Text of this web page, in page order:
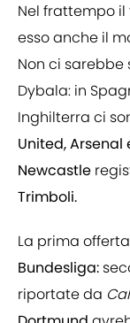
Nel frattempo
esso anche il
Non ci
Dybala: in
Inghilterra ci
United,
Newcastle
Trimboli.
La prima
Bundesliga:
riportate da